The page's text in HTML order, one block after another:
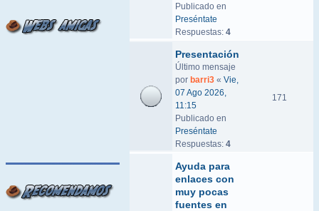
Publicado en
Preséntate
Respuestas: 4
Presentación
Último mensaje
por barri3 « Vie,
07 Ago 2026,
11:15
Publicado en
Preséntate
Respuestas: 4
171
Ayuda para
enlaces con
muy pocas
fuentes en